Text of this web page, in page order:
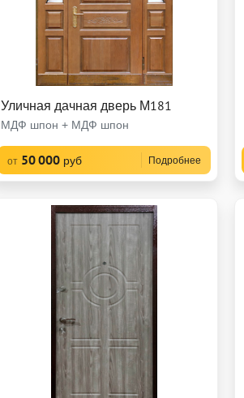
Уличная дачная дверь М181
МДФ шпон + МДФ шпон
от 50 000 руб Подробнее